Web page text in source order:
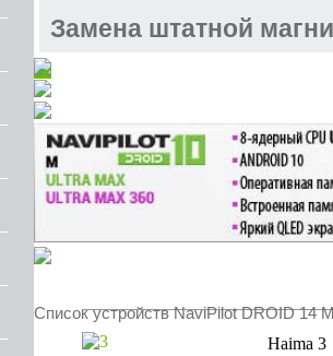
Замена штатной
Список устройств NaviPilot DROID 14
Haima 3